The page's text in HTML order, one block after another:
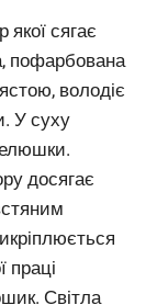
сягає
пофарбована
володіє
У суху
досягає
праці
Світла